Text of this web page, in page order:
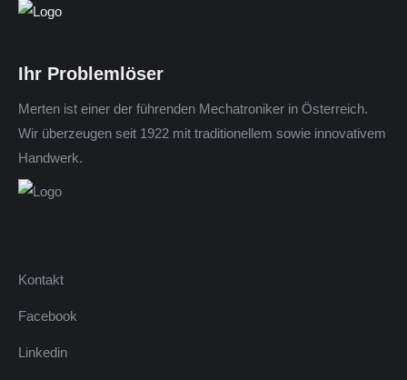
Ihr Problemlöser
Merten ist einer der führenden Mechatroniker in Österreich.
Wir überzeugen seit 1922 mit traditionellem sowie innovativem
Handwerk.
Kontakt
Facebook
Linkedin